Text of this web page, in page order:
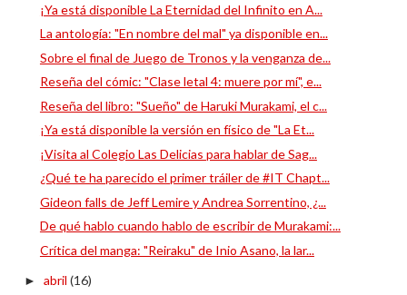
¡Ya está disponible La Eternidad del Infinito en A...
La antología: "En nombre del mal" ya disponible en...
Sobre el final de Juego de Tronos y la venganza de...
Reseña del cómic: "Clase letal 4: muere por mí", e...
Reseña del libro: "Sueño" de Haruki Murakami, el c...
¡Ya está disponible la versión en físico de "La Et...
¡Visita al Colegio Las Delicias para hablar de Sag...
¿Qué te ha parecido el primer tráiler de #IT Chapt...
Gideon falls de Jeff Lemire y Andrea Sorrentino, ¿...
De qué hablo cuando hablo de escribir de Murakami:...
Crítica del manga: "Reiraku" de Inio Asano, la lar...
► abril (16)